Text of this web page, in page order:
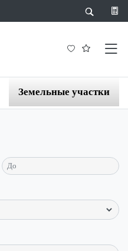
Земельные участки